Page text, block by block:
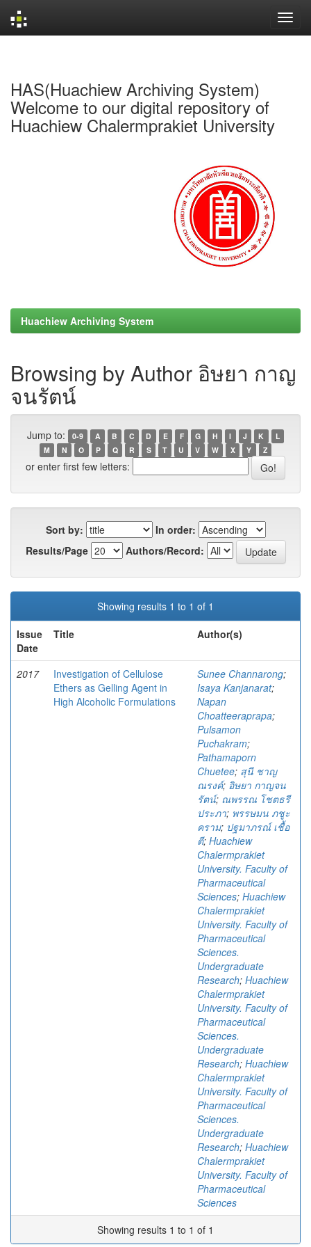
HAS(Huachiew Archiving System)
Welcome to our digital repository of
Huachiew Chalermprakiet University
Huachiew Archiving System
Browsing by Author อิษยา กาญ
จนรัตน์
Jump to: 0-9 A B C D E F G H I J K
L
M
N O P Q R S T U V W X Y Z
or enter first few letters:
Sort by:
In order:
Results/Page
Authors/Record:
Showing results 1 to 1 of 1
Issue
Date
Title Author(s)
2017
Investigation of Cellulose
Ethers as Gelling Agent in
High Alcoholic Formulations
Sunee Channarong;
Isaya Kanjanarat;
Napan
Choatteeraprapa;
Pulsamon
Puchakram;
Pathamaporn
Chuetee; สุนี ชาญ
ณรงค์; อิษยา กาญจน
รัตน์; ณพรรณ โชตธรี
ประภา; พรรษมน ภชูะ
คราม; ปฐมาภรณ์ เชื้อ
ตี; Huachiew
Chalermprakiet
University. Faculty of
Pharmaceutical
Sciences; Huachiew
Chalermprakiet
University. Faculty of
Pharmaceutical
Sciences.
Undergraduate
Research; Huachiew
Chalermprakiet
University. Faculty of
Pharmaceutical
Sciences.
Undergraduate
Research; Huachiew
Chalermprakiet
University. Faculty of
Pharmaceutical
Sciences.
Undergraduate
Research; Huachiew
Chalermprakiet
University. Faculty of
Pharmaceutical
Sciences
Showing results 1 to 1 of 1